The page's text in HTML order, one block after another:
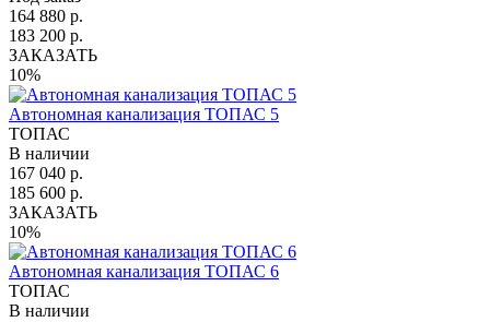
164 880 р.
183 200 р.
ЗАКАЗАТЬ
10%
Автономная канализация ТОПАС 5
ТОПАС
В наличии
167 040 р.
185 600 р.
ЗАКАЗАТЬ
10%
Автономная канализация ТОПАС 6
ТОПАС
В наличии